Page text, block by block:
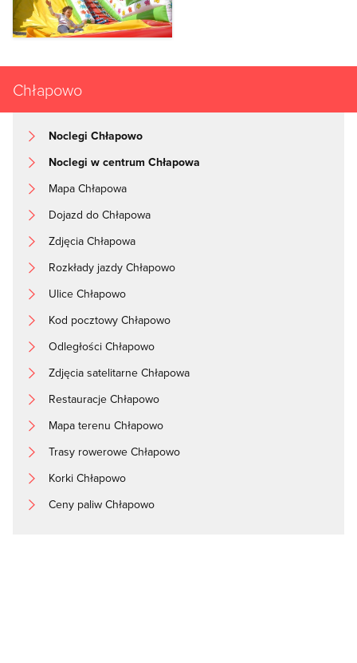
Chłapowo
Noclegi Chłapowo
Noclegi w centrum Chłapowa
Mapa Chłapowa
Dojazd do Chłapowa
Zdjęcia Chłapowa
Rozkłady jazdy Chłapowo
Ulice Chłapowo
Kod pocztowy Chłapowo
Odległości Chłapowo
Zdjęcia satelitarne Chłapowa
Restauracje Chłapowo
Mapa terenu Chłapowo
Trasy rowerowe Chłapowo
Korki Chłapowo
Ceny paliw Chłapowo